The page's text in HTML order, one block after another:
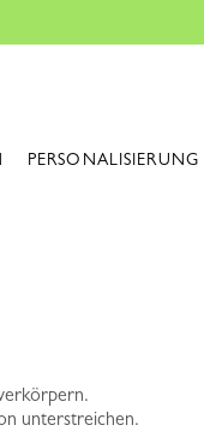
PERSONALISIERUNG
unterstreichen.